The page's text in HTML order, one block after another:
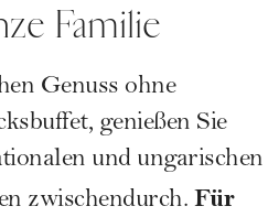
Familie
Genuss ohne
genießen Sie
und ungarischen
zwischendurch. Für